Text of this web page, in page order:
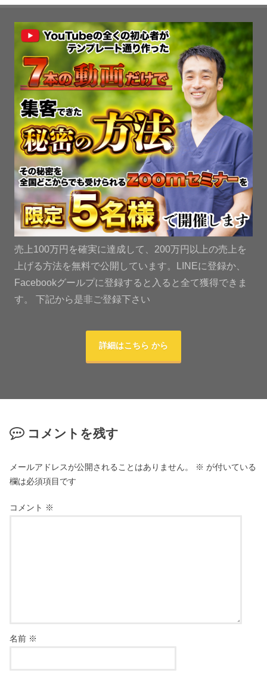
売上100万円を確実に達成して、200万円以上の売上を
上げる方法を無料で公開しています。LINEに登録か、
Facebookグールプに登録すると入ると全て獲得できま
す。 下記から是非ご登録下さい
詳細はこちら から
コメントを残す
メールアドレスが公開されることはありません。 ※ が付いている
欄は必須項目です
コメント ※
名前 ※